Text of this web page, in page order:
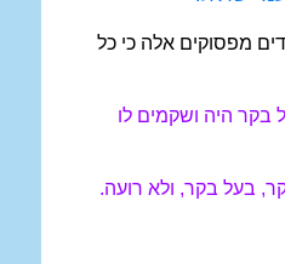
מפסוקים אלה כי כל
בקר היה ושקמים לו
בעל בקר, ולא רועה.